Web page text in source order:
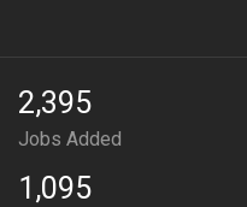
2,395
Jobs Added
1,095